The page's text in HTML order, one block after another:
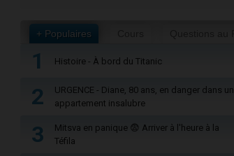
+ Populaires
1 Histoire - À bord du Titanic
2
URGENCE - Diane, 80 ans, en danger dans un
appartement insalubre
3
Mitsva en panique 😨 Arriver à l'heure à la
Téfila